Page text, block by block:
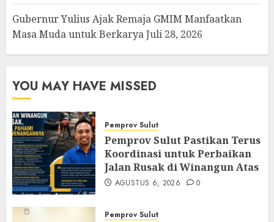
Gubernur Yulius Ajak Remaja GMIM Manfaatkan
Masa Muda untuk BerkaryaJuli 28, 2026
YOU MAY HAVE MISSED
Pemprov Sulut
Pemprov Sulut Pastikan Terus
Koordinasi untuk Perbaikan
Jalan Rusak di Winangun Atas
AGUSTUS 6, 2026 0
Pemprov Sulut